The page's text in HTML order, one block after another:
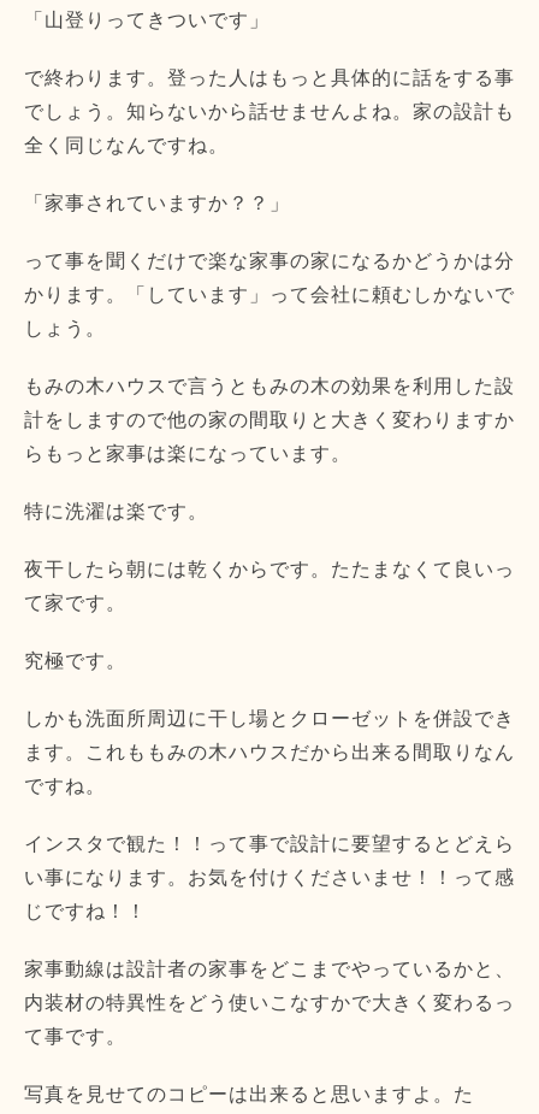
「山登りってきついです」
で終わります。登った人はもっと具体的に話をする事
でしょう。知らないから話せませんよね。家の設計も
全く同じなんですね。
「家事されていますか？？」
って事を聞くだけで楽な家事の家になるかどうかは分
かります。「しています」って会社に頼むしかないで
しょう。
もみの木ハウスで言うともみの木の効果を利用した設
計をしますので他の家の間取りと大きく変わりますか
らもっと家事は楽になっています。
特に洗濯は楽です。
夜干したら朝には乾くからです。たたまなくて良いっ
て家です。
究極です。
しかも洗面所周辺に干し場とクローゼットを併設でき
ます。これももみの木ハウスだから出来る間取りなん
ですね。
インスタで観た！！って事で設計に要望するとどえら
い事になります。お気を付けくださいませ！！って感
じですね！！
家事動線は設計者の家事をどこまでやっているかと、
内装材の特異性をどう使いこなすかで大きく変わるっ
て事です。
写真を見せてのコピーは出来ると思いますよ。た